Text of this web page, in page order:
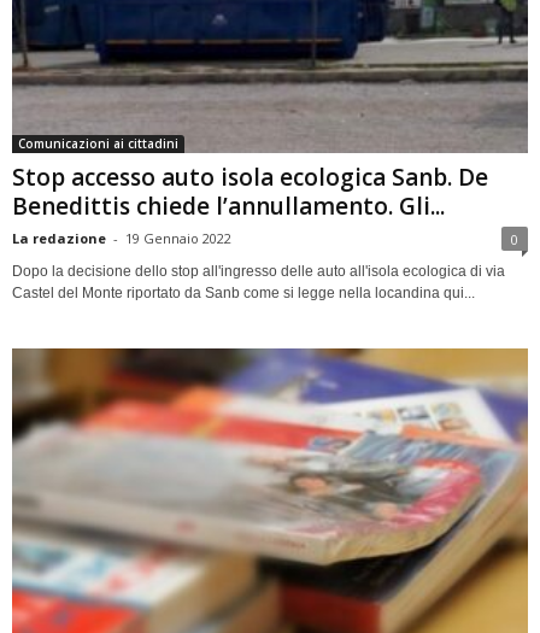
Comunicazioni ai cittadini
Stop accesso auto isola ecologica Sanb. De
Benedittis chiede l’annullamento. Gli...
La redazione - 19 Gennaio 2022 0
Dopo la decisione dello stop all'ingresso delle auto all'isola ecologica di via
Castel del Monte riportato da Sanb come si legge nella locandina qui...